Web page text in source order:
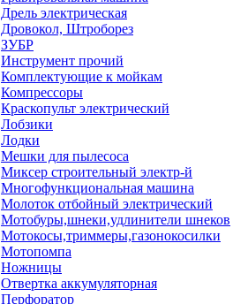
Дрель электрическая
Дровокол, Штроборез
ЗУБР
Инструмент прочий
Комплектующие к мойкам
Компрессоры
Краскопульт электрический
Лобзики
Лодки
Мешки для пылесоса
Миксер строительный электр-й
Многофункциональная машина
Молоток отбойный электрический
Мотобуры,шнеки,удлинители шнеков
Мотокосы,триммеры,газонокосилки
Мотопомпа
Ножницы
Отвертка аккумуляторная
Перфоратор